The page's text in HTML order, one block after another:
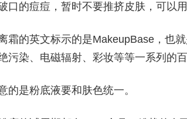
口的痘痘，暂时不要推挤皮肤，可以
霜的英文标示的是MakeupBase，也
污染、电磁辐射、彩妆等等一系列的百
的是粉底液要和肤色统一。